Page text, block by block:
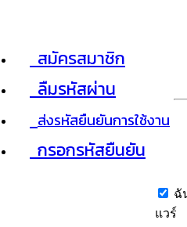
สมัครสมาชิก
ลืมรหัสผ่าน
ส่งรหัสยืนยันการใช้งาน
กรอกรหัสยืนยัน
ฉั
แวร์